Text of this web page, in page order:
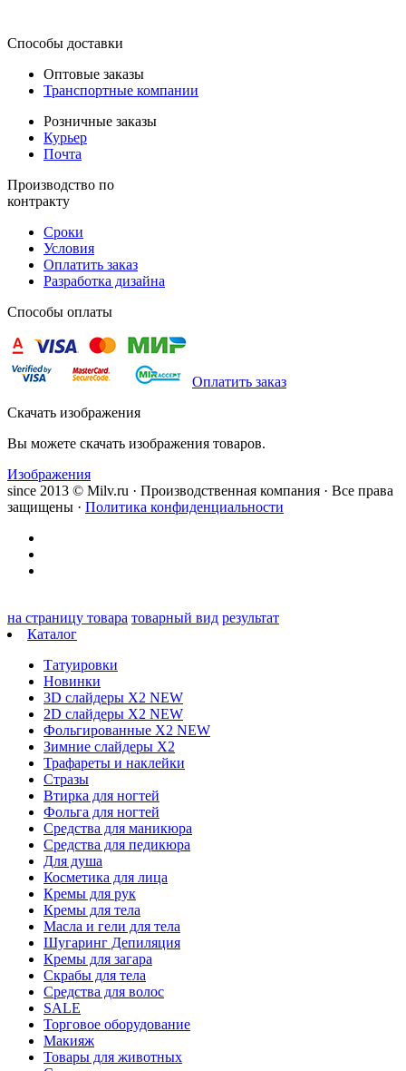
Способы доставки
Оптовые заказы
Транспортные компании
Розничные заказы
Курьер
Почта
Производство по
контракту
Сроки
Условия
Оплатить заказ
Разработка дизайна
Способы оплаты
Оплатить заказ
Скачать изображения
Вы можете скачать изображения товаров.
Изображения
since 2013 © Milv.ru · Производственная компания · Все права
защищены · Политика конфиденциальности
на страницу товара товарный вид результат
Каталог
Татуировки
Новинки
3D слайдеры X2 NEW
2D слайдеры X2 NEW
Фольгированные X2 NEW
Зимние слайдеры Х2
Трафареты и наклейки
Стразы
Втирка для ногтей
Фольга для ногтей
Средства для маникюра
Средства для педикюра
Для душа
Косметика для лица
Кремы для рук
Кремы для тела
Масла и гели для тела
Шугаринг Депиляция
Кремы для загара
Скрабы для тела
Средства для волос
SALE
Торговое оборудование
Макияж
Товары для животных